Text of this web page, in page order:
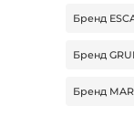
Бренд
Бренд
Бренд